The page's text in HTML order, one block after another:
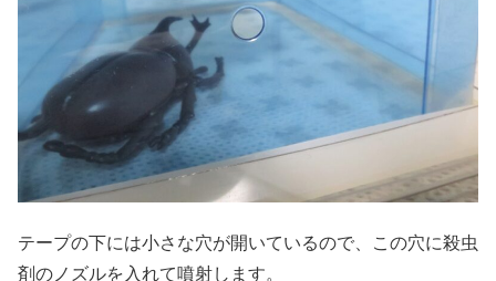
テープの下には小さな穴が開いているので、この穴に殺虫
剤のノズルを入れて噴射します。